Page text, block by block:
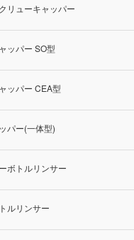
リューキャッパー
ッパー SO型
ッパー CEA型
パー(一体型)
ボトルリンサー
ルリンサー